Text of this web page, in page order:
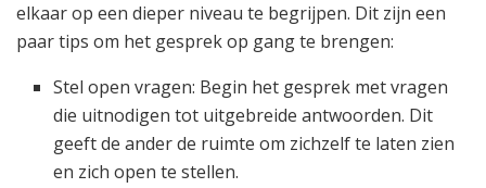
elkaar op een dieper niveau te begrijpen. Dit zijn een
paar tips om het gesprek op gang te brengen:
Stel open vragen: Begin het gesprek met vragen
die uitnodigen tot uitgebreide antwoorden. Dit
geeft de ander de ruimte om zichzelf te laten zien
en zich open te stellen.